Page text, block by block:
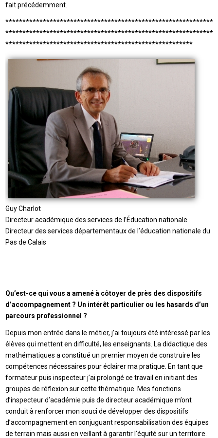
fait précédemment.
*******************************************************
Guy Charlot
Directeur académique des services de l’Éducation nationale
Directeur des services départementaux de l’éducation nationale du
Pas de Calais
Qu’est-ce qui vous a amené à côtoyer de près des dispositifs
d’accompagnement ? Un intérêt particulier ou les hasards d’un
parcours professionnel ?
Depuis mon entrée dans le métier, j’ai toujours été intéressé par les
élèves qui mettent en difficulté, les enseignants. La didactique des
mathématiques a constitué un premier moyen de construire les
compétences nécessaires pour éclairer ma pratique. En tant que
formateur puis inspecteur j’ai prolongé ce travail en initiant des
groupes de réflexion sur cette thématique. Mes fonctions
d’inspecteur d’académie puis de directeur académique m’ont
conduit à renforcer mon souci de développer des dispositifs
d’accompagnement en conjuguant responsabilisation des équipes
de terrain mais aussi en veillant à garantir l’équité sur un territoire.